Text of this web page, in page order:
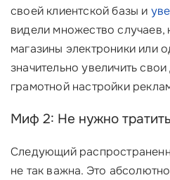
своей клиентской базы и
видели множество случаев,
магазины электроники или
значительно увеличить
грамотной настройки
Миф 2: Не нужно
Следующий
не так важна. Это